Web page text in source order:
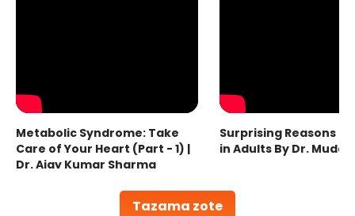
Tazama zote
Metabolic Syndrome: Take
Care of Your Heart (Part - 1) |
Dr. Ajay Kumar Sharma
Surprising Reasons
in Adults By Dr.